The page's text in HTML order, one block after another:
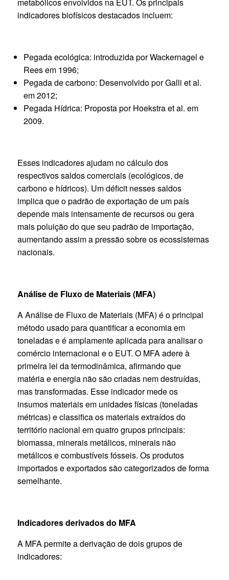
metabólicos envolvidos na EUT. Os principais
indicadores biofísicos destacados incluem:
Pegada ecológica: introduzida por Wackernagel e
Rees em 1996;
Pegada de carbono: Desenvolvido por Galli et al.
em 2012;
Pegada Hídrica: Proposta por Hoekstra et al. em
2009.
Esses indicadores ajudam no cálculo dos
respectivos saldos comerciais (ecológicos, de
carbono e hídricos). Um déficit nesses saldos
implica que o padrão de exportação de um país
depende mais intensamente de recursos ou gera
mais poluição do que seu padrão de importação,
aumentando assim a pressão sobre os ecossistemas
nacionais.
Análise de Fluxo de Materiais (MFA)
A Análise de Fluxo de Materiais (MFA) é o principal
método usado para quantificar a economia em
toneladas e é amplamente aplicada para analisar o
comércio internacional e o EUT. O MFA adere à
primeira lei da termodinâmica, afirmando que
matéria e energia não são criadas nem destruídas,
mas transformadas. Esse indicador mede os
insumos materiais em unidades físicas (toneladas
métricas) e classifica os materiais extraídos do
território nacional em quatro grupos principais:
biomassa, minerais metálicos, minerais não
metálicos e combustíveis fósseis. Os produtos
importados e exportados são categorizados de forma
semelhante.
Indicadores derivados do MFA
A MFA permite a derivação de dois grupos de
indicadores: